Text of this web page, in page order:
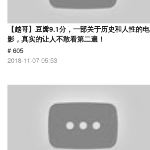
【越哥】豆瓣9.1分，一部关于历史和人性的电
影，真实的让人不敢看第二遍！
# 605
2018-11-07 05:53